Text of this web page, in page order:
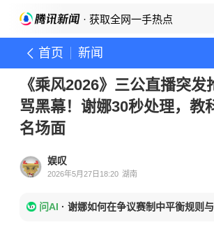
· 获取全网一手热点
首页 新闻
《乘风2026》三公直播突发
骂黑幕！谢娜30秒处理，教
名场面
娱叹
2026年5月27日18:20 湖南
问AI · 谢娜如何在争议赛制中平衡规则与